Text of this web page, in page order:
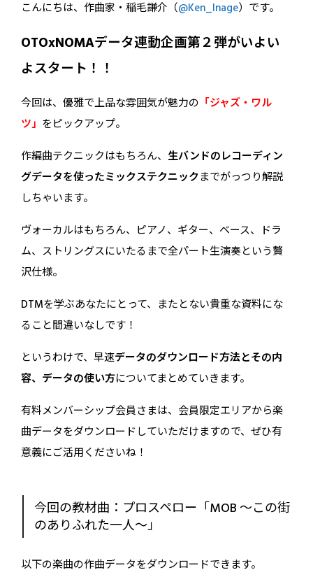
こんにちは、作曲家・稲毛謙介（@Ken_Inage）です。
OTOxNOMAデータ連動企画第２弾がいよい
よスタート！！
今回は、優雅で上品な雰囲気が魅力の 「ジャズ・ワル
ツ」 をピックアップ。
作編曲テクニックはもちろん、 生バンドのレコーディン
グデータを使ったミックステクニックまでがっつり解説
しちゃいます。
ヴォーカルはもちろん、ピアノ、ギター、ベース、ドラ
ム、ストリングスにいたるまで全パート生演奏という贅
沢仕様。
DTMを学ぶあなたにとって、またとない貴重な資料にな
ること間違いなしです！
というわけで、早速データのダウンロード方法とその内
容、データの使い方についてまとめていきます。
有料メンバーシップ会員さまは、会員限定エリアから楽
曲データをダウンロードしていただけますので、ぜひ有
意義にご活用くださいね！
今回の教材曲：プロスペロー「MOB 〜この街
のありふれた一人〜」
以下の楽曲の作曲データをダウンロードできます。